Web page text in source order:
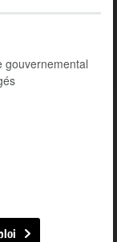
gouvernemental